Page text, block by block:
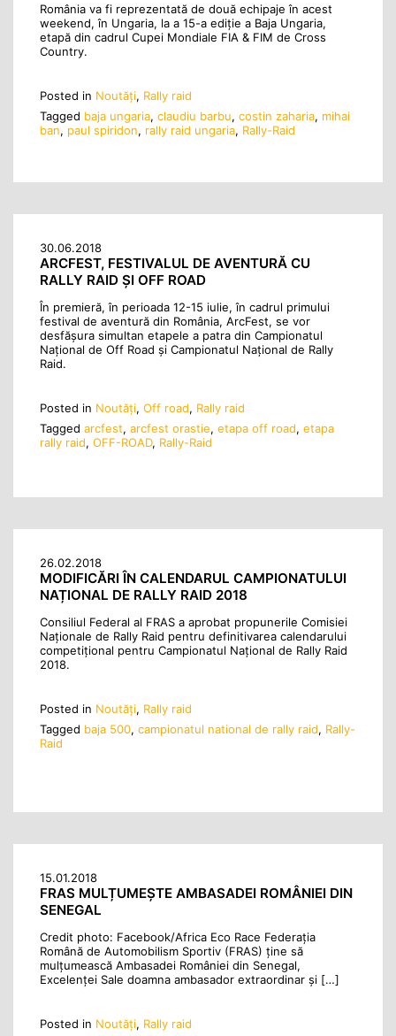
România va fi reprezentată de două echipaje în acest
weekend, în Ungaria, la a 15-a ediție a Baja Ungaria,
etapă din cadrul Cupei Mondiale FIA & FIM de Cross
Country.
Posted in Noutăţi, Rally raid
Tagged baja ungaria, claudiu barbu, costin zaharia, mihai
ban, paul spiridon, rally raid ungaria, Rally-Raid
30.06.2018
ARCFEST, FESTIVALUL DE AVENTURĂ CU
RALLY RAID ȘI OFF ROAD
În premieră, în perioada 12-15 iulie, în cadrul primului
festival de aventură din România, ArcFest, se vor
desfășura simultan etapele a patra din Campionatul
Național de Off Road și Campionatul Național de Rally
Raid.
Posted in Noutăţi, Off road, Rally raid
Tagged arcfest, arcfest orastie, etapa off road, etapa
rally raid, OFF-ROAD, Rally-Raid
26.02.2018
MODIFICĂRI ÎN CALENDARUL CAMPIONATULUI
NAȚIONAL DE RALLY RAID 2018
Consiliul Federal al FRAS a aprobat propunerile Comisiei
Naționale de Rally Raid pentru definitivarea calendarului
competițional pentru Campionatul Național de Rally Raid
2018.
Posted in Noutăţi, Rally raid
Tagged baja 500, campionatul national de rally raid, Rally-
Raid
15.01.2018
FRAS MULȚUMEȘTE AMBASADEI ROMÂNIEI DIN
SENEGAL
Credit photo: Facebook/Africa Eco Race Federația
Română de Automobilism Sportiv (FRAS) ține să
mulțumească Ambasadei României din Senegal,
Excelenței Sale doamna ambasador extraordinar și […]
Posted in Noutăţi, Rally raid